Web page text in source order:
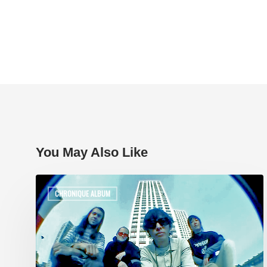
You May Also Like
CHRONIQUE ALBUM